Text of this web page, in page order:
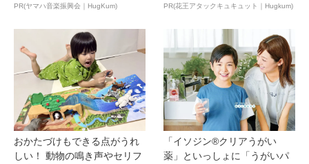
ュ...
PR(ヤマハ音楽振興会｜HugKum) PR(花王アタックキュキュット｜Hugkum)
おかたづけもできる点がうれ
しい！ 動物の鳴き声やセリフ
「イソジン®クリアうがい
薬」といっしょに「うがいパ